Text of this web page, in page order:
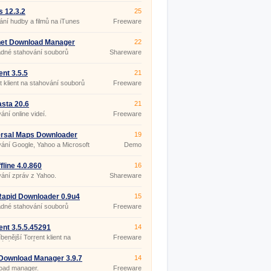
12.3.2
hudby a filmů na iTunes
25
Freeware
Download Manager
5
stahování souborů
22
Shareware
3.5.5
klient na stahování souborů
21
Freeware
20.6
online videí.
21
Freeware
Maps Downloader
Google, Yahoo a Microsoft
19
Demo
4.0.860
zpráv z Yahoo.
16
Shareware
Downloader 0.9u4
stahování souborů
15
Freeware
3.5.5.45291
Torrent klient na
souborů (hudba, filmy, hry,
14
Freeware
Manager 3.9.7
manager.
14
Freeware